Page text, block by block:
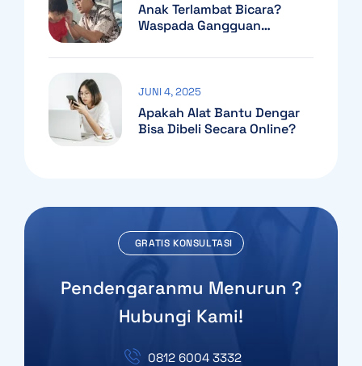
Anak Terlambat Bicara?
Waspada Gangguan
Apakah Alat Bantu Dengar
Bisa Dibeli Secara Online?
JUNI 4, 2025
GRATIS KONSULTASI
Pendengaranmu Menurun ?
Hubungi Kami!
0812 6004 3332